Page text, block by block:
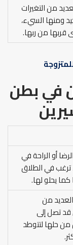
من التغيرات
ومنها السيء،
من ربها.
في بطن
أو الراحة في
ترغب في الطلاق
يحلو لها.
من
قد تصل إلى
من حلها لتتوطد